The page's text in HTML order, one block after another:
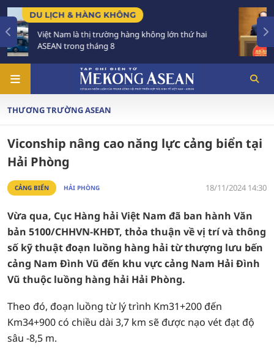
lớn thứ hai
Tạo khuôn khổ pháp lý ổn định,
THƯƠNG TRƯỜNG ASEAN
Viconship nâng cao năng lực cảng biển tại
Hải Phòng
CẢNG BIỂN HẢI PHÒNG 18/11/2024 14:30
Vừa qua, Cục Hàng hải Việt Nam đã ban hành Văn
bản 5100/CHHVN-KHĐT, thỏa thuận về vị trí và thông
số kỹ thuật đoạn luồng hàng hải từ thượng lưu bến
cảng Nam Đình Vũ đến khu vực cảng Nam Hải Đình
Vũ thuộc luồng hàng hải Hải Phòng.
Theo đó, đoạn luồng từ lý trình Km31+200 đến
Km34+900 có chiều dài 3,7 km sẽ được nạo vét đạt độ
sâu -8,5 m.